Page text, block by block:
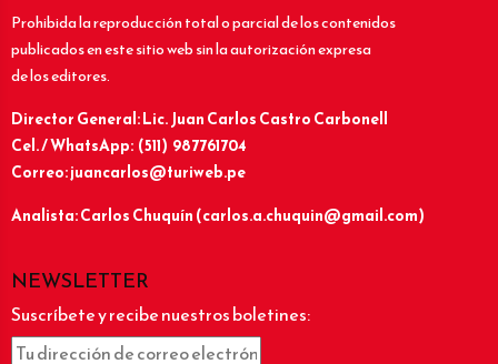
Prohibida la reproducción total o parcial de los contenidos
publicados en este sitio web sin la autorización expresa
de los editores.
Director General: Lic.Juan Carlos Castro Carbonell
Cel. / WhatsApp: (511) 987761704
Correo: juancarlos@turiweb.pe
Analista: Carlos Chuquín (carlos.a.chuquin@gmail.com)
NEWSLETTER
Suscríbete y recibe nuestros boletines: